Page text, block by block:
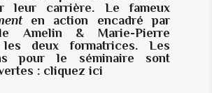
leur carrière. Le fameux
en action encadré par
Amelin & Marie-Pierre
les deux formatrices. Les
pour le séminaire sont
: cliquezici